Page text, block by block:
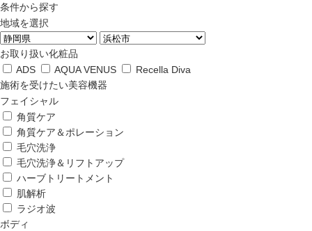
条件から探す
地域を選択
お取り扱い化粧品
ADS
AQUA VENUS
Recella Diva
施術を受けたい美容機器
フェイシャル
角質ケア
角質ケア＆ポレーション
毛穴洗浄
毛穴洗浄＆リフトアップ
ハーブトリートメント
肌解析
ラジオ波
ボディ